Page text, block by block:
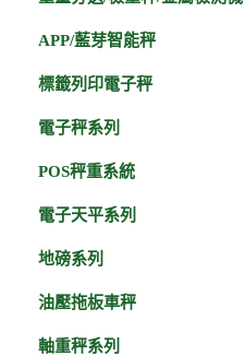
APP/藍芽智能秤
標籤列印電子秤
電子秤系列
POS秤重系統
電子天平系列
地磅系列
油壓拖板車秤
軸重秤系列